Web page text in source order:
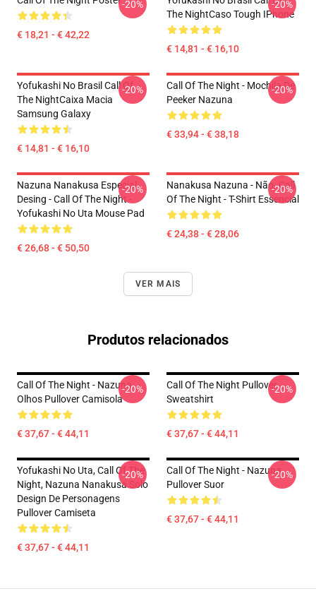
€ 18,21 - € 42,22
-20%
The NightCaso Tough IPhone
€ 14,81 - € 16,10
-20%
Yofukashi No Brasil Call Of
The NightCaixa Macia
Samsung Galaxy
€ 14,81 - € 16,10
-20%
Call Of The Night - Mochila De
Peeker Nazuna
€ 33,94 - € 38,18
-20%
Nazuna Nanakusa Especial
Desing - Call Of The Night -
Yofukashi No Uta Mouse Pad
€ 26,68 - € 50,50
-20%
Nanakusa Nazuna - Não. Call
Of The Night - T-Shirt Essencial
€ 24,38 - € 28,06
-20%
VER MAIS
Produtos relacionados
Call Of The Night - Nazuna
Olhos Pullover Camisola
€ 37,67 - € 44,11
-20%
Call Of The Night Pullover
Sweatshirt
€ 37,67 - € 44,11
-20%
Yofukashi No Uta, Call Of The
Night, Nazuna Nanakusa Solo
Design De Personagens
Pullover Camiseta
€ 37,67 - € 44,11
-20%
Call Of The Night - Nazuna
Pullover Suor
€ 37,67 - € 44,11
-20%